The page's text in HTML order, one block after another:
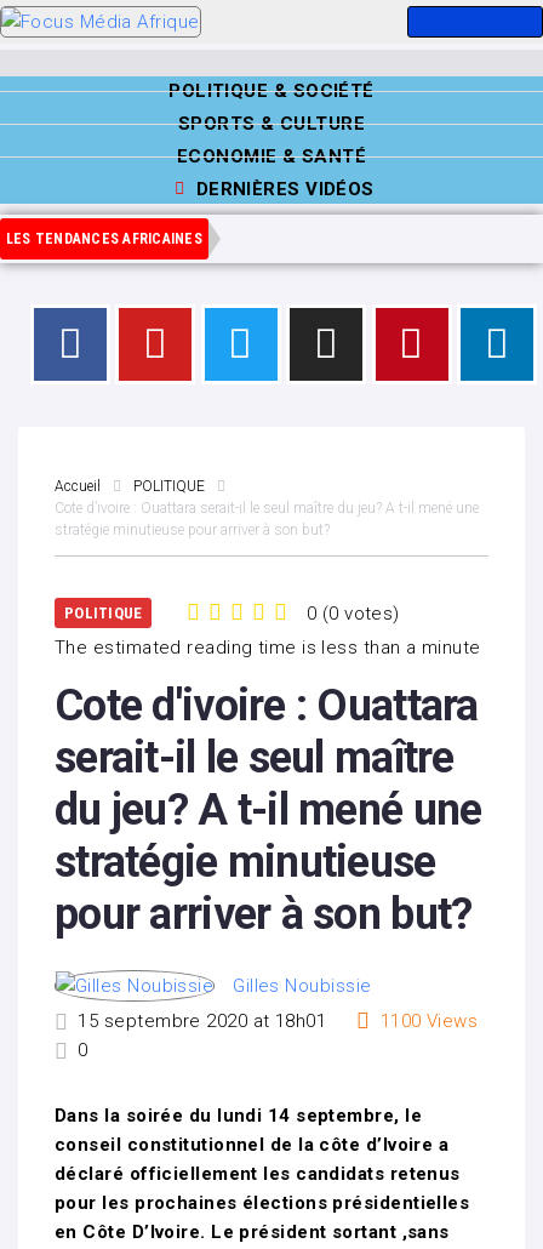
POLITIQUE & SOCIÉTÉ
SPORTS & CULTURE
ECONOMIE & SANTÉ
DERNIÈRES VIDÉOS
LES TENDANCES AFRICAINES
Accueil
POLITIQUE
Cote d’ivoire : Ouattara serait-il le seul maître du jeu? A t-il mené une
stratégie minutieuse pour arriver à son but?
POLITIQUE 0 (0 votes)
The estimated reading time is less than a minute
Cote d'ivoire : Ouattara
serait-il le seul maître
du jeu? A t-il mené une
stratégie minutieuse
pour arriver à son but?
Gilles Noubissie
15 septembre 2020 at 18h01
1100 Views
0
Dans la soirée du lundi 14 septembre, le
conseil constitutionnel de la côte d’Ivoire a
déclaré officiellement les candidats retenus
pour les prochaines élections présidentielles
en Côte D’Ivoire. Le président sortant ,sans